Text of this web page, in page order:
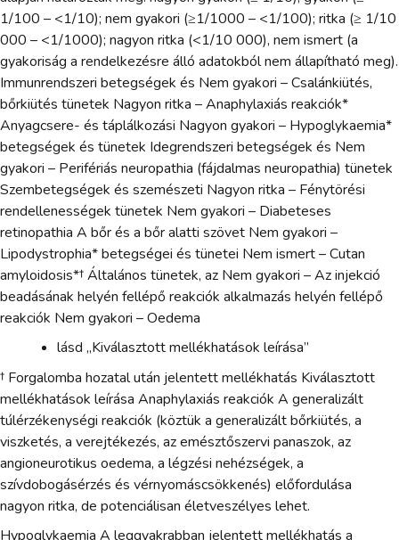
1/100 – <1/10); nem gyakori (≥1/1000 – <1/100); ritka (≥ 1/10
000 – <1/1000); nagyon ritka (<1/10 000), nem ismert (a
gyakoriság a rendelkezésre álló adatokból nem állapítható meg).
Immunrendszeri betegségek és Nem gyakori – Csalánkiütés,
bőrkiütés tünetek Nagyon ritka – Anaphylaxiás reakciók*
Anyagcsere- és táplálkozási Nagyon gyakori – Hypoglykaemia*
betegségek és tünetek Idegrendszeri betegségek és Nem
gyakori – Perifériás neuropathia (fájdalmas neuropathia) tünetek
Szembetegségek és szemészeti Nagyon ritka – Fénytörési
rendellenességek tünetek Nem gyakori – Diabeteses
retinopathia A bőr és a bőr alatti szövet Nem gyakori –
Lipodystrophia* betegségei és tünetei Nem ismert – Cutan
amyloidosis*† Általános tünetek, az Nem gyakori – Az injekció
beadásának helyén fellépő reakciók alkalmazás helyén fellépő
reakciók Nem gyakori – Oedema
lásd „Kiválasztott mellékhatások leírása”
† Forgalomba hozatal után jelentett mellékhatás Kiválasztott
mellékhatások leírása Anaphylaxiás reakciók A generalizált
túlérzékenységi reakciók (köztük a generalizált bőrkiütés, a
viszketés, a verejtékezés, az emésztőszervi panaszok, az
angioneurotikus oedema, a légzési nehézségek, a
szívdobogásérzés és vérnyomáscsökkenés) előfordulása
nagyon ritka, de potenciálisan életveszélyes lehet.
Hypoglykaemia A leggyakrabban jelentett mellékhatás a